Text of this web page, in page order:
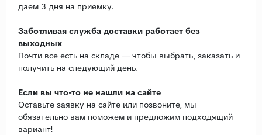
даем 3 дня на приемку.
Заботливая служба доставки работает без
выходных
Почти все есть на складе — чтобы выбрать, заказать и
получить на следующий день.
Если вы что-то не нашли на сайте
Оставьте заявку на сайте или позвоните, мы
обязательно вам поможем и предложим подходящий
вариант!